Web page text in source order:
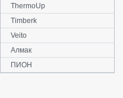
ThermoUp
Timberk
Veito
Алмак
ПИОН